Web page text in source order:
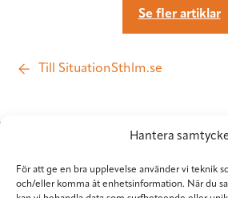
Hantera
För att ge en bra upplevelse använder vi teknik
och/eller komma åt enhetsinformation. När du
Se fler artiklar
Till SituationSthlm.se